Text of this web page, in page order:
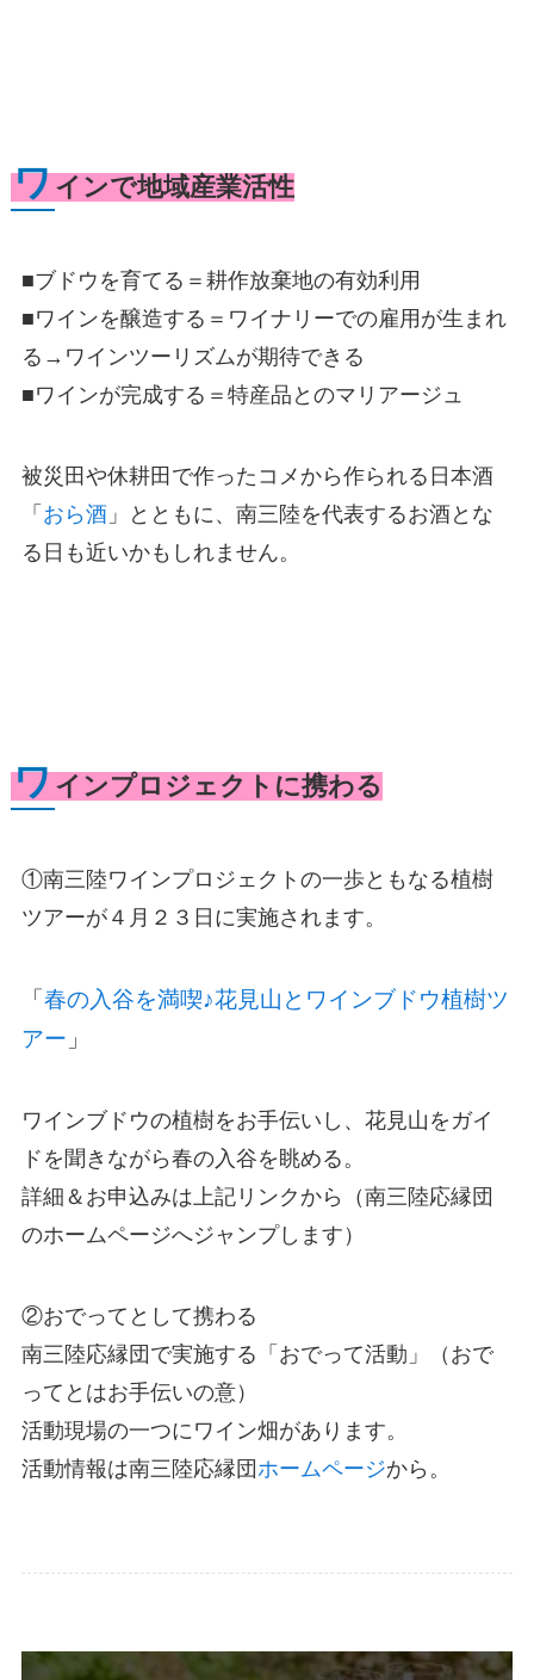
ワインで地域産業活性
■ブドウを育てる＝耕作放棄地の有効利用
■ワインを醸造する＝ワイナリーでの雇用が生まれ
る→ワインツーリズムが期待できる
■ワインが完成する＝特産品とのマリアージュ
被災田や休耕田で作ったコメから作られる日本酒
「 おら酒 」とともに、南三陸を代表するお酒とな
る日も近いかもしれません。
ワインプロジェクトに携わる
①南三陸ワインプロジェクトの一歩ともなる植樹
ツアーが４月２３日に実施されます。
「 春の入谷を満喫♪花見山とワインブドウ植樹ツ
アー 」
ワインブドウの植樹をお手伝いし、花見山をガイ
ドを聞きながら春の入谷を眺める。
詳細＆お申込みは上記リンクから（南三陸応縁団
のホームページへジャンプします）
②おでってとして携わる
南三陸応縁団で実施する「おでって活動」（おで
ってとはお手伝いの意）
活動現場の一つにワイン畑があります。
活動情報は南三陸応縁団 ホームページから。